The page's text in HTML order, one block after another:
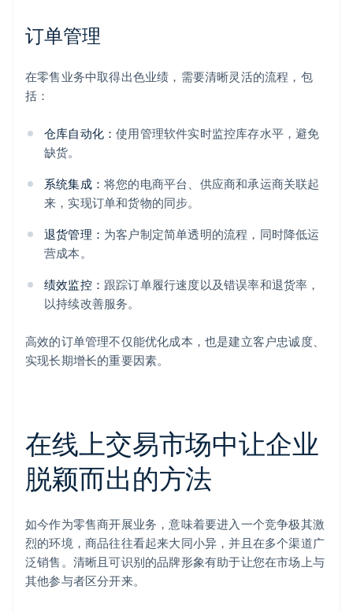
订单管理
在零售业务中取得出色业绩，需要清晰灵活的流程，包
括：
仓库自动化：使用管理软件实时监控库存水平，避免
缺货。
系统集成： 将您的电商平台、供应商和承运商关联起
来，实现订单和货物的同步。
退货管理： 为客户制定简单透明的流程，同时降低运
营成本。
绩效监控： 跟踪订单履行速度以及错误率和退货率，
以持续改善服务。
高效的订单管理不仅能优化成本，也是建立客户忠诚度、
实现长期增长的重要因素。
在线上交易市场中让企业
脱颖而出的方法
如今作为零售商开展业务，意味着要进入一个竞争极其激
烈的环境，商品往往看起来大同小异，并且在多个渠道广
泛销售。清晰且可识别的品牌形象有助于让您在市场上与
其他参与者区分开来。